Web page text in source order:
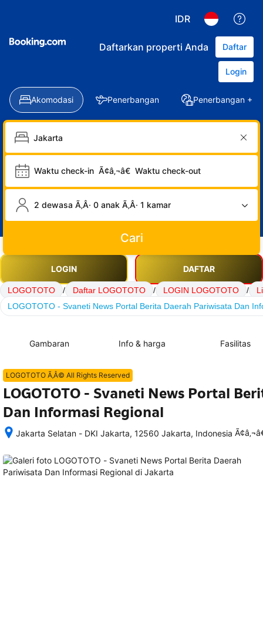
IDR
Daftarkan properti Anda Daftar
Login
Akomodasi Penerbangan Penerbangan +
Waktu check-in Ã¢â‚¬â€ Waktu check-out
2 dewasa Ã‚Â· 0 anak Ã‚Â· 1 kamar
Cari
LOGIN DAFTAR
LOGOTOTO / Daftar LOGOTOTO / LOGIN LOGOTOTO /
LOGOTOTO - Svaneti News Portal Berita Daerah Pariwisata Dan
Gambaran Info & harga Fasilitas
LOGOTOTO Ã‚Â© All Rights Reserved
LOGOTOTO - Svaneti News Portal
Dan Informasi Regional
Jakarta Selatan - DKI Jakarta, 12560 Jakarta, Indonesia
memesan,
semua